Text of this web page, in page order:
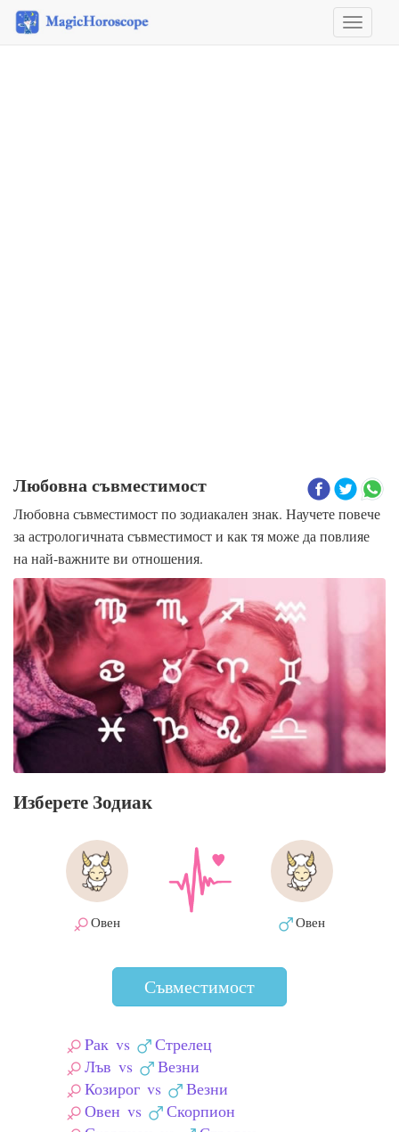
&
Любовна съвместимост
Любовна съвместимост по зодиакален знак. Научете повече
за астрологичната съвместимост и как тя може да повлияе
на най-важните ви отношения.
Изберете Зодиак
Овен Овен
Съвместимост
Pак vs
Стрелец
Лъв vs
Везни
Козирог vs
Везни
Овен vs
Скорпион